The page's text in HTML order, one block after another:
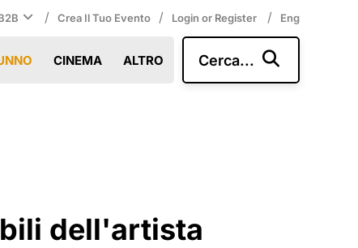
/ Crea Il Tuo Evento / Login or Register / Eng
CINEMA ALTRO Cerca...
dell'artista